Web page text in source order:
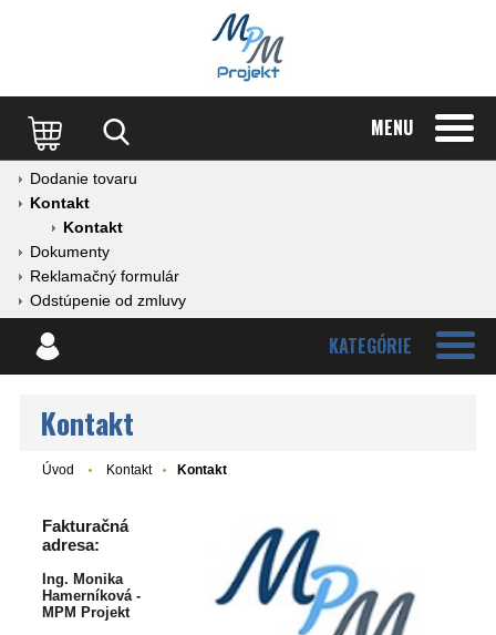
MENU
Dodanie tovaru
Kontakt
Kontakt
Dokumenty
Reklamačný formulár
Odstúpenie od zmluvy
KATEGÓRIE
Kontakt
Úvod Kontakt Kontakt
Fakturačná
adresa:
Ing. Monika
Hamerníková -
MPM Projekt